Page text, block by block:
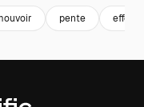
pente effet